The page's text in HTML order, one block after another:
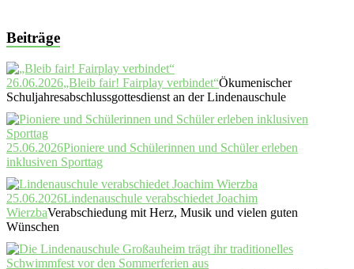
Beiträge
26.06.2026„Bleib fair! Fairplay verbindet“Ökumenischer
Schuljahresabschlussgottesdienst an der Lindenauschule
25.06.2026Pioniere und Schülerinnen und Schüler erleben
inklusiven Sporttag
25.06.2026Lindenauschule verabschiedet Joachim
WierzbaVerabschiedung mit Herz, Musik und vielen guten
Wünschen